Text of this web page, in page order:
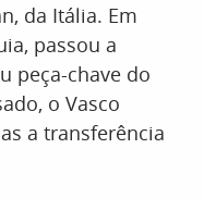
da Itália. Em
passou a
peça-chave do
o Vasco
a transferência